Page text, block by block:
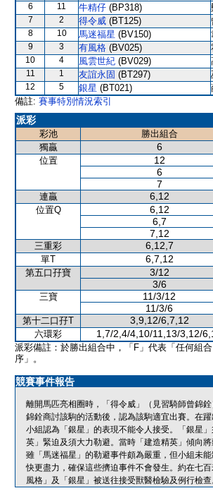
6
11 牛精仔 (BP318)
7
2 得令威 (BT125)
8
10 馬迷福星 (BV150)
9
3 有風格 (BV025)
10
4 風雲世紀 (BV029)
11
1 友誼永固 (BT297)
12
5 銀星 (BT021)
備註: 賽事特別情況索引
派彩
彩池 勝出組合
獨贏
6
位置 12
6
7
連贏 6,12
位置Q 6,12
6,7
7,12
三重彩 6,12,7
單T 6,7,12
第五口孖寶 3/12
3/6
三寶 11/3/12
11/3/6
第十二口孖T 3,9,12/6,7,12
六環彩 1,7/2,4/4,10/11,13/3,12/
派彩備註：於勝出組合中，「F」代表「任何組
序」。
競賽事件報告
離開馬匹亮相圈時，「得令威」（見習騎師曾錦
錦銓商討該駒的活動後，認為該駒適宜出賽。在
小組認為「銀星」的表現不能令人接受。「銀星
英」緊迫及須大力勒避。當時「建造精英」傾向
雖「馬迷福星」的勒避事件頗為嚴重，但小組未
快更盡力，確保這些擠迫事件不會發生。約在七
風格」及「銀星」被送往接受獸醫檢驗及例行檢查